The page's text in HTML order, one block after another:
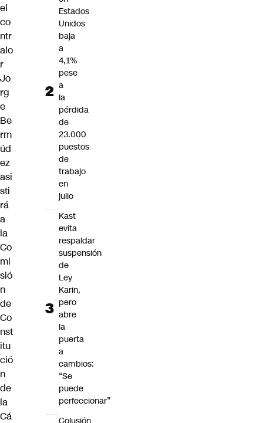
el
co
ntr
alo
r
Jo
rg
e
Be
rm
úd
ez
asi
sti
rá
a
la
Co
mi
sió
n
de
Co
nst
itu
ció
n
de
la
Cá
Estados
Unidos
baja
a
4,1%
pese
a
la
pérdida
de
23.000
puestos
de
trabajo
en
julio
Kast
evita
respaldar
suspensión
de
Ley
Karin,
pero
abre
la
puerta
a
cambios:
“Se
puede
perfeccionar”
Colusión